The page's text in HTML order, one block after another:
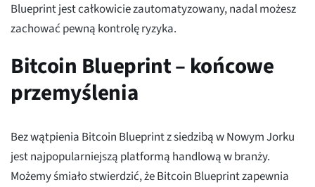
Blueprint jest całkowicie zautomatyzowany, nadal możesz
zachować pewną kontrolę ryzyka.
Bitcoin Blueprint – końcowe
przemyślenia
Bez wątpienia Bitcoin Blueprint z siedzibą w Nowym Jorku
jest najpopularniejszą platformą handlową w branży.
Możemy śmiało stwierdzić, że Bitcoin Blueprint zapewnia